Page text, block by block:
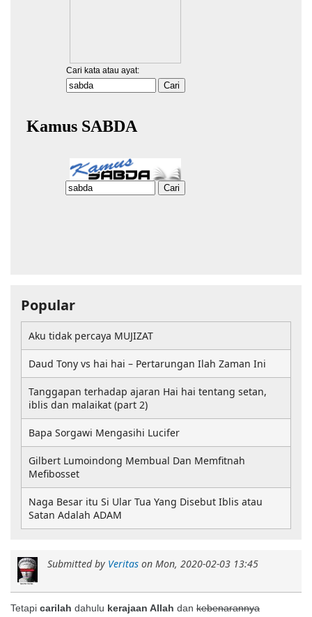
Submitted by Veritas on Mon, 2020-02-03 13:45
Tetapi carilah dahulu kerajaan Allah dan kebenarannya
Popular
Aku tidak percaya MUJIZAT
Daud Tony vs hai hai – Pertarungan Ilah Zaman Ini
Tanggapan terhadap ajaran Hai hai tentang setan,
iblis dan malaikat (part 2)
Bapa Sorgawi Mengasihi Lucifer
Gilbert Lumoindong Membual Dan Memfitnah
Mefibosset
Naga Besar itu Si Ular Tua Yang Disebut Iblis atau
Satan Adalah ADAM